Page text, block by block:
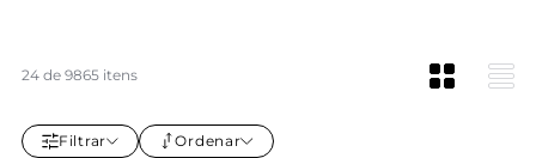
24 de 9865 itens
Filtrar Ordenar